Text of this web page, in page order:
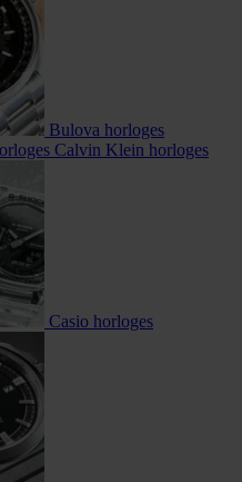
Bulova horloges
Calvin Klein horloges
Casio horloges